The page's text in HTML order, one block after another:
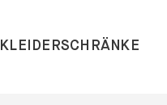
KLEIDERSCHRÄNKE